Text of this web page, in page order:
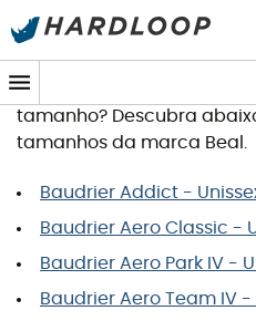
Guia de tamanhos Beal
Quer encomendar um
tamanho? Descubra
tamanhos da marca Beal.
Baudrier Addict -
Baudrier Aero Classic -
Baudrier Aero Park IV -
Baudrier Aero Team IV -